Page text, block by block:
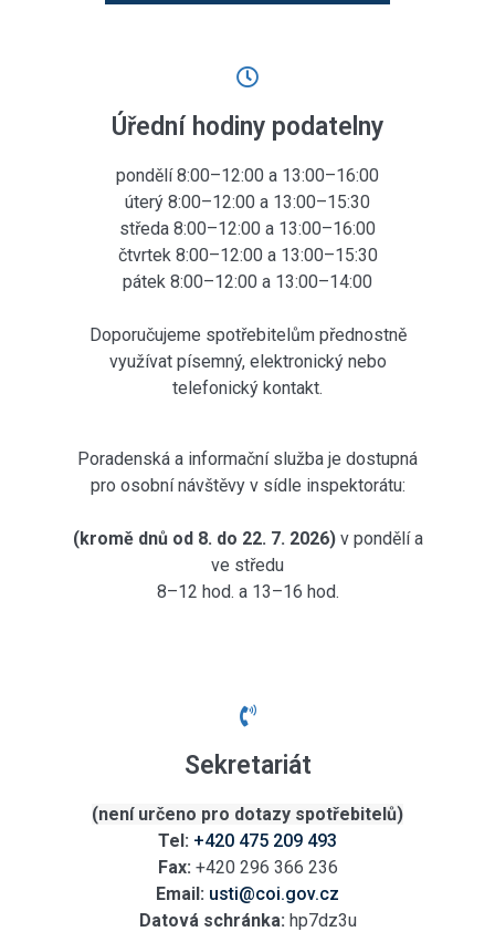
Úřední hodiny podatelny
pondělí 8:00–12:00 a 13:00–16:00
úterý 8:00–12:00 a 13:00–15:30
středa 8:00–12:00 a 13:00–16:00
čtvrtek 8:00–12:00 a 13:00–15:30
pátek 8:00–12:00 a 13:00–14:00
Doporučujeme spotřebitelům přednostně
využívat písemný, elektronický nebo
telefonický kontakt.
Poradenská a informační služba je dostupná
pro osobní návštěvy v sídle inspektorátu:
(kromě dnů od 8. do 22. 7. 2026) v pondělí a
ve středu
8–12 hod. a 13–16 hod.
Sekretariát
(není určeno pro dotazy spotřebitelů)
Tel: +420 475 209 493
Fax: +420 296 366 236
Email: usti@coi.gov.cz
Datová schránka: hp7dz3u